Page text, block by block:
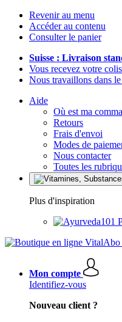
Revenir au menu
Accéder au contenu
Consulter le panier
Suisse : Livraison
Vous recevez votre
Nous travaillons dans le
Aide
Où est ma
Retours
Frais d'envoi
Modes de
Nous contacter
Toutes les
Plus d'inspiration
Mon compte
Identifiez-vous
Nouveau client ?